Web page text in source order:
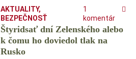
AKTUALITY,
BEZPEČNOSŤ
1
komentár
Štyridsať dní Zelenského alebo
k čomu ho doviedol tlak na
Rusko